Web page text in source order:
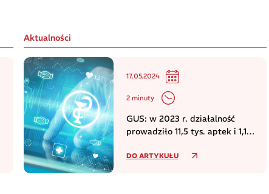
Aktualności
17.05.2024
2 minuty
GUS: w 2023 r. działalność
prowadziło 11,5 tys. aptek i 1,1
DO ARTYKUŁU